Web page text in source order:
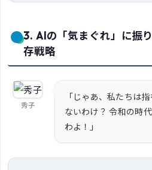
3. AIの「気まぐれ」に振
存戦略
秀子
「じゃあ、私たちは
ないわけ？ 令和の時
わよ！」